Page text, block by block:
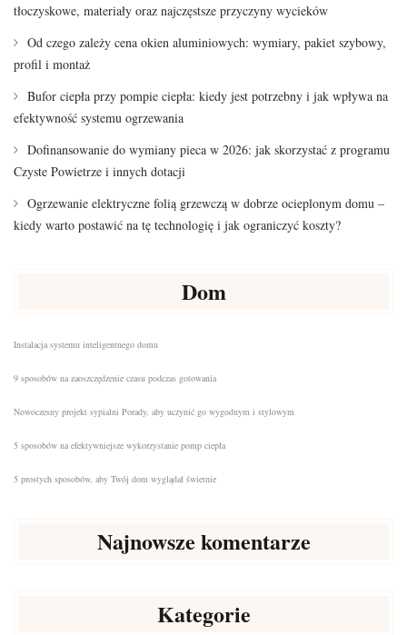
tłoczyskowe, materiały oraz najczęstsze przyczyny wycieków
Od czego zależy cena okien aluminiowych: wymiary, pakiet szybowy,
profil i montaż
Bufor ciepła przy pompie ciepła: kiedy jest potrzebny i jak wpływa na
efektywność systemu ogrzewania
Dofinansowanie do wymiany pieca w 2026: jak skorzystać z programu
Czyste Powietrze i innych dotacji
Ogrzewanie elektryczne folią grzewczą w dobrze ocieplonym domu –
kiedy warto postawić na tę technologię i jak ograniczyć koszty?
Dom
Instalacja systemu inteligentnego domu
9 sposobów na zaoszczędzenie czasu podczas gotowania
Nowoczesny projekt sypialni Porady, aby uczynić go wygodnym i stylowym
5 sposobów na efektywniejsze wykorzystanie pomp ciepła
5 prostych sposobów, aby Twój dom wyglądał świetnie
Najnowsze komentarze
Kategorie